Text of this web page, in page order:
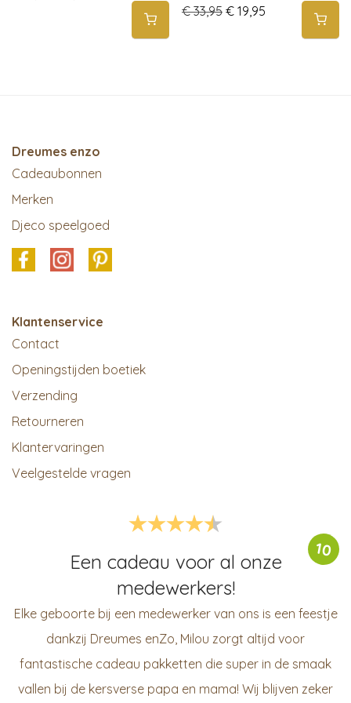
€33,95 Original price was: €
€ 19,95 Current price
Dreumes enzo
Cadeaubonnen
Merken
Djeco speelgoed
Klantenservice
Contact
Openingstijden boetiek
Verzending
Retourneren
Klantervaringen
Veelgestelde vragen
10
Een cadeau voor al onze
medewerkers!
Elke geboorte bij een medewerker van ons is een feestje
dankzij Dreumes enZo, Milou zorgt altijd voor
fantastische cadeau pakketten die super in de smaak
vallen bij de kersverse papa en mama! Wij blijven zeker